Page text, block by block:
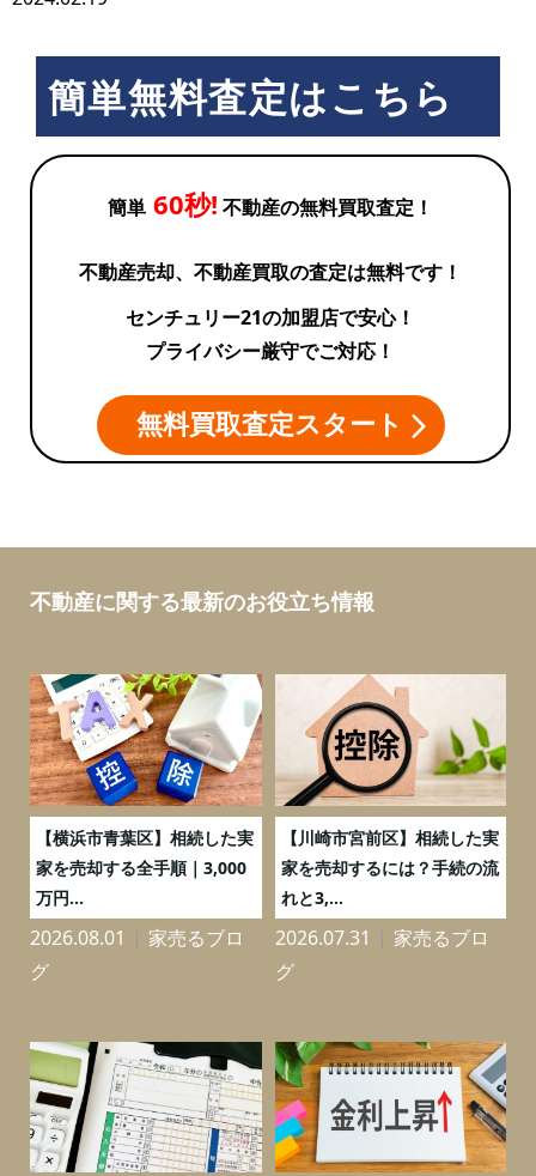
簡単無料査定はこちら
簡単 60秒! 不動産の無料買取査定！
不動産売却、不動産買取の査定は無料です！
センチュリー21の加盟店で安心！
プライバシー厳守でご対応！
無料買取査定スタート
不動産に関する最新のお役立ち情報
【横浜市青葉区】相続した実
家を売却する全手順｜3,000
万円...
2026.08.01
家売るブロ
グ
【川崎市宮前区】相続した実
家を売却するには？手続の流
れと3,...
2026.07.31
家売るブロ
グ